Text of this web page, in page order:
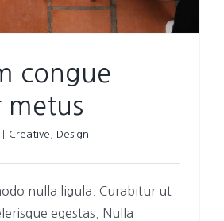
congue
metus
Creative Design
nulla ligula. Curabitur ut
egestas. Nulla